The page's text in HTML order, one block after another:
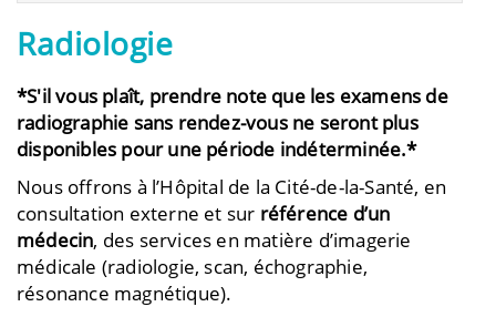
Radiologie
*S'il vous plaît, prendre note que les examens de
radiographie sans rendez-vous ne seront plus
disponibles pour une période indéterminée.*
Nous offrons à l’Hôpital de la Cité-de-la-Santé, en
consultation externe et sur référence d’un
médecin, des services en matière d’imagerie
médicale (radiologie, scan, échographie,
résonance magnétique).